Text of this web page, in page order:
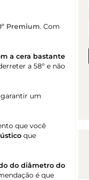
Premium. Com
a cera bastante
a 58º e não
um
que você
que
do diâmetro do
é que